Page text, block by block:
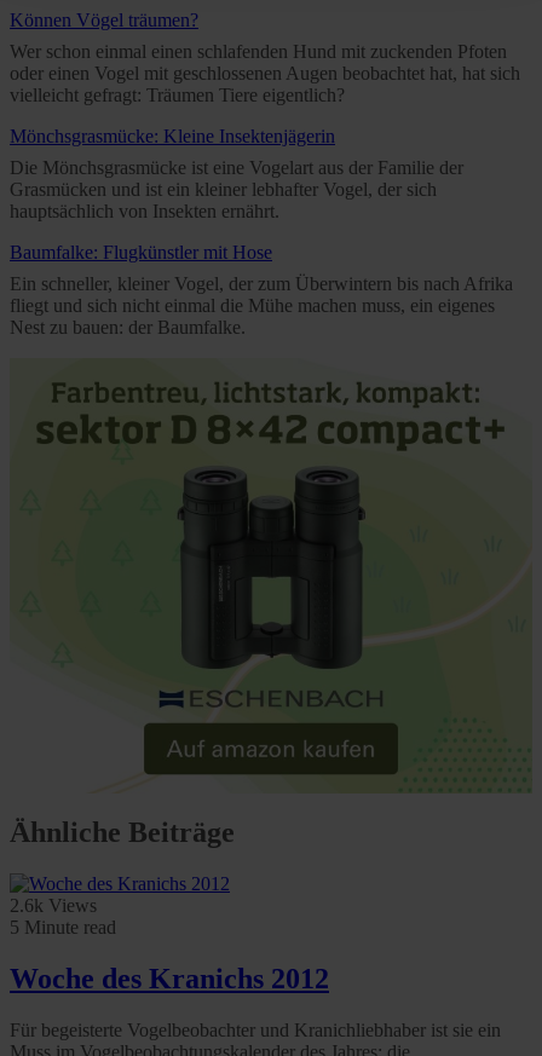
Policy and in the footer of our website).
Further information on the procedures used and your
rights can be found in ourPrivacy Policy
Können Vögel träumen?
Wer schon einmal einen schlafenden Hund mit zuckenden Pfoten
oder einen Vogel mit geschlossenen Augen beobachtet hat, hat sich
vielleicht gefragt: Träumen Tiere eigentlich?
Mönchsgrasmücke: Kleine Insektenjägerin
Die Mönchsgrasmücke ist eine Vogelart aus der Familie der
Grasmücken und ist ein kleiner lebhafter Vogel, der sich
hauptsächlich von Insekten ernährt.
Baumfalke: Flugkünstler mit Hose
Ein schneller, kleiner Vogel, der zum Überwintern bis nach Afrika
fliegt und sich nicht einmal die Mühe machen muss, ein eigenes
Nest zu bauen: der Baumfalke.
Ähnliche Beiträge
2.6k Views
5 Minute read
Woche des Kranichs 2012
Für begeisterte Vogelbeobachter und Kranichliebhaber ist sie ein